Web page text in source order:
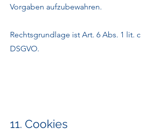
Vorgaben aufzubewahren.
Rechtsgrundlage ist Art. 6 Abs. 1 lit. c
DSGVO.
11. Cookies